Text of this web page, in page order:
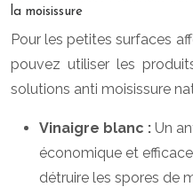
la moisissure
Pour les petites surfaces
pouvez utiliser les
solutions anti moisissure
Vinaigre blanc : Un
économique et
détruire les spores de